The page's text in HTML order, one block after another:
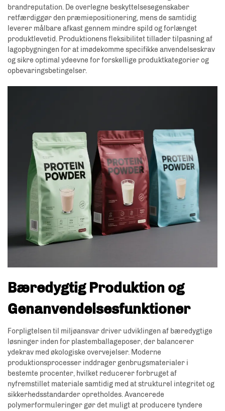
brandreputation. De overlegne beskyttelsesegenskaber
retfærdiggør den præmiepositionering, mens de samtidig
leverer målbare afkast gennem mindre spild og forlænget
produktlevetid. Produktionens fleksibilitet tillader tilpasning af
lagopbygningen for at imødekomme specifikke anvendelseskrav
og sikre optimal ydeevne for forskellige produktkategorier og
opbevaringsbetingelser.
Bæredygtig Produktion og
Genanvendelsesfunktioner
Forpligtelsen til miljøansvar driver udviklingen af bæredygtige
løsninger inden for plastemballageposer, der balancerer
ydekrav med økologiske overvejelser. Moderne
produktionsprocesser inddrager genbrugsmaterialer i
bestemte procenter, hvilket reducerer forbruget af
nyfremstillet materiale samtidig med at strukturel integritet og
sikkerhedsstandarder opretholdes. Avancerede
polymerformuleringer gør det muligt at producere tyndere